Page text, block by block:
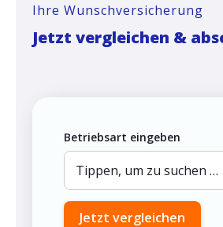
Ihre Wunschversicherung
Jetzt vergleichen &
Betriebsart eingeben
Jetzt vergleichen